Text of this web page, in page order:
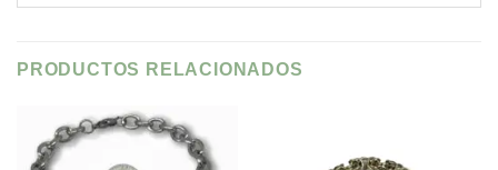
PRODUCTOS RELACIONADOS